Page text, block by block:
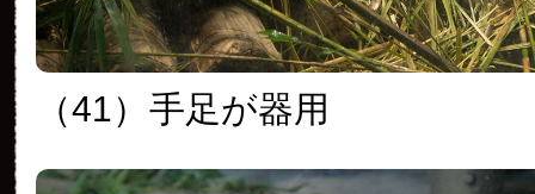
（41） 手足が器用